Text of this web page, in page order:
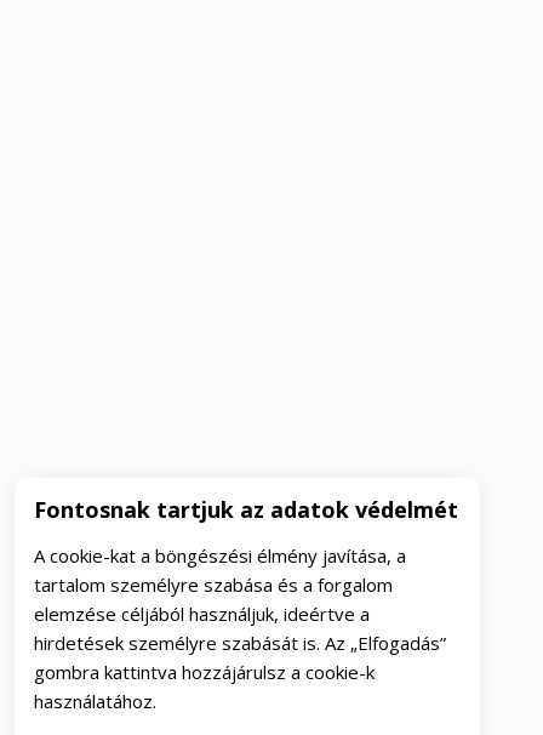
Fontosnak tartjuk az adatok védelmét
A cookie-kat a böngészési élmény javítása, a
tartalom személyre szabása és a forgalom
elemzése céljából használjuk, ideértve a
hirdetések személyre szabását is. Az „Elfogadás”
gombra kattintva hozzájárulsz a cookie-k
használatához.